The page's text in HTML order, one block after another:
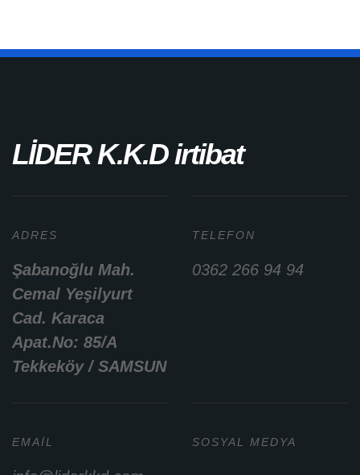
LİDER K.K.D irtibat
ADRES
Şabanoğlu Mah.
Cemal Yeşilyurt
Cad. Karaca
Apat.No: 85/A
Tekkeköy / SAMSUN
TELEFON
0362 266 94 94
EMAIL SOSYAL MEDYA